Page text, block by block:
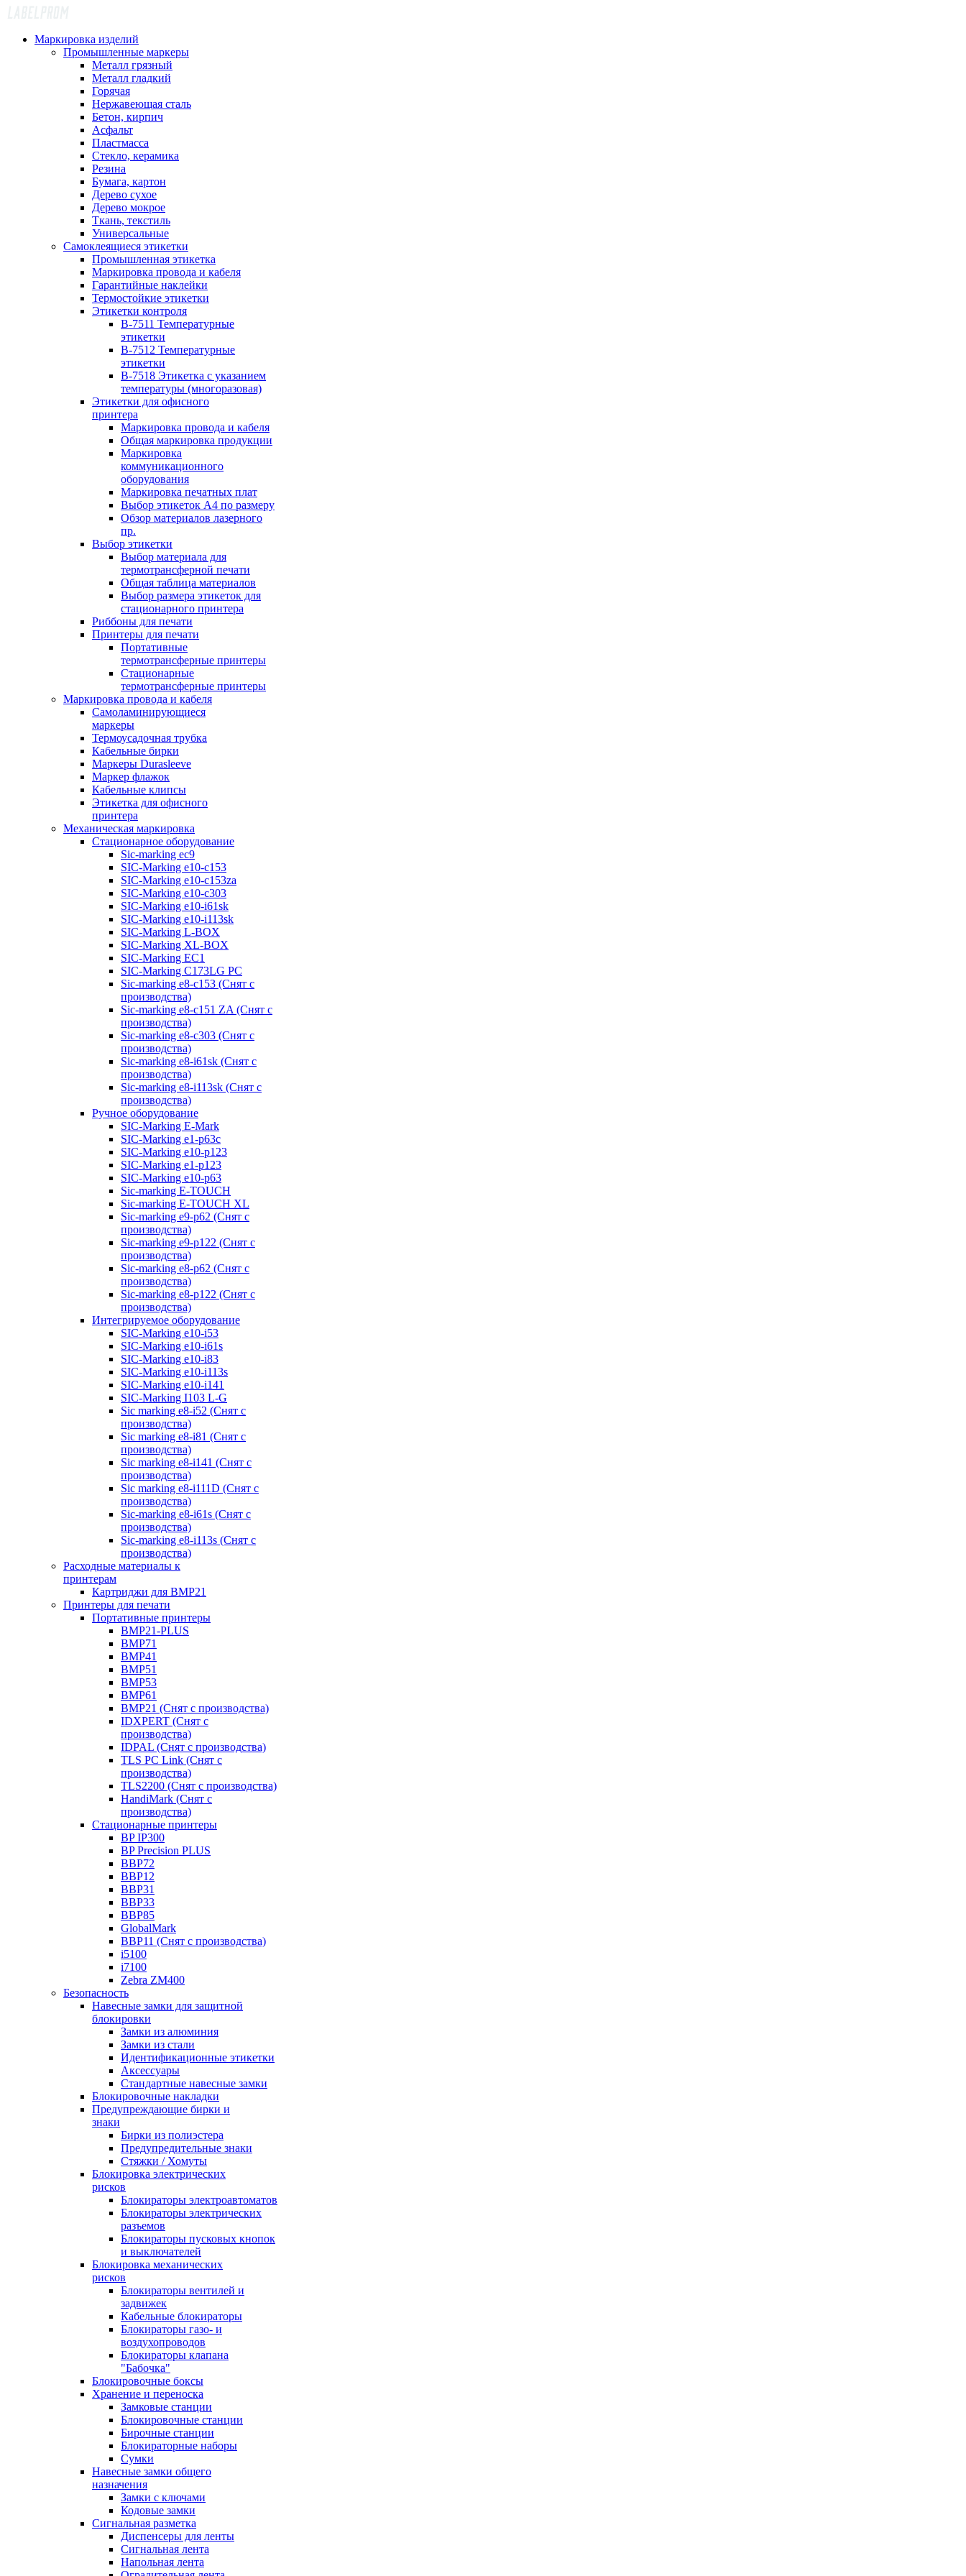
Маркировка изделий
Промышленные маркеры
Металл грязный
Металл гладкий
Горячая
Нержавеющая сталь
Бетон, кирпич
Асфальт
Пластмасса
Стекло, керамика
Резина
Бумага, картон
Дерево сухое
Дерево мокрое
Ткань, текстиль
Универсальные
Самоклеящиеся этикетки
Промышленная этикетка
Маркировка провода и кабеля
Гарантийные наклейки
Термостойкие этикетки
Этикетки контроля
B-7511 Температурные
этикетки
B-7512 Температурные
этикетки
B-7518 Этикетка с указанием
температуры (многоразовая)
Этикетки для офисного
принтера
Маркировка провода и кабеля
Общая маркировка продукции
Маркировка
коммуникационного
оборудования
Маркировка печатных плат
Выбор этикеток А4 по размеру
Обзор материалов лазерного
пр.
Выбор этикетки
Выбор материала для
термотрансферной печати
Общая таблица материалов
Выбор размера этикеток для
стационарного принтера
Риббоны для печати
Принтеры для печати
Портативные
термотрансферные принтеры
Стационарные
термотрансферные принтеры
Маркировка провода и кабеля
Самоламинирующиеся
маркеры
Термоусадочная трубка
Кабельные бирки
Маркеры Durasleeve
Маркер флажок
Кабельные клипсы
Этикетка для офисного
принтера
Механическая маркировка
Стационарное оборудование
Sic-marking ec9
SIC-Marking e10-c153
SIC-Marking e10-c153za
SIC-Marking e10-c303
SIC-Marking e10-i61sk
SIC-Marking e10-i113sk
SIC-Marking L-BOX
SIC-Marking XL-BOX
SIC-Marking EC1
SIC-Marking C173LG PC
Sic-marking e8-c153 (Снят с
производства)
Sic-marking e8-c151 ZA (Снят с
производства)
Sic-marking e8-c303 (Снят с
производства)
Sic-marking e8-i61sk (Снят с
производства)
Sic-marking e8-i113sk (Снят с
производства)
Ручное оборудование
SIC-Marking E-Mark
SIC-Marking e1-p63с
SIC-Marking e10-p123
SIC-Marking e1-p123
SIC-Marking e10-p63
Sic-marking E-TOUCH
Sic-marking E-TOUCH XL
Sic-marking e9-p62 (Снят с
производства)
Sic-marking e9-p122 (Снят с
производства)
Sic-marking e8-p62 (Снят с
производства)
Sic-marking e8-p122 (Снят с
производства)
Интегрируемое оборудование
SIC-Marking e10-i53
SIC-Marking e10-i61s
SIC-Marking e10-i83
SIC-Marking e10-i113s
SIC-Marking e10-i141
SIC-Marking I103 L-G
Sic marking e8-i52 (Снят с
производства)
Sic marking e8-i81 (Снят с
производства)
Sic marking e8-i141 (Снят с
производства)
Sic marking e8-i111D (Снят с
производства)
Sic-marking e8-i61s (Снят с
производства)
Sic-marking e8-i113s (Снят с
производства)
Расходные материалы к
принтерам
Картриджи для BMP21
Принтеры для печати
Портативные принтеры
BMP21-PLUS
BMP71
BMP41
BMP51
BMP53
BMP61
BMP21 (Снят с производства)
IDXPERT (Снят с
производства)
IDPAL (Снят с производства)
TLS PC Link (Снят с
производства)
TLS2200 (Снят с производства)
HandiMark (Снят с
производства)
Стационарные принтеры
BP IP300
BP Precision PLUS
BBP72
BBP12
BBP31
BBP33
BBP85
GlobalMark
BBP11 (Снят с производства)
i5100
i7100
Zebra ZM400
Безопасность
Навесные замки для защитной
блокировки
Замки из алюминия
Замки из стали
Идентификационные этикетки
Аксессуары
Стандартные навесные замки
Блокировочные накладки
Предупреждающие бирки и
знаки
Бирки из полиэстера
Предупредительные знаки
Стяжки / Хомуты
Блокировка электрических
рисков
Блокираторы электроавтоматов
Блокираторы электрических
разъемов
Блокираторы пусковых кнопок
и выключателей
Блокировка механических
рисков
Блокираторы вентилей и
задвижек
Кабельные блокираторы
Блокираторы газо- и
воздухопроводов
Блокираторы клапана
"Бабочка"
Блокировочные боксы
Хранение и переноска
Замковые станции
Блокировочные станции
Бирочные станции
Блокираторные наборы
Сумки
Навесные замки общего
назначения
Замки с ключами
Кодовые замки
Сигнальная разметка
Диспенсеры для ленты
Сигнальная лента
Напольная лента